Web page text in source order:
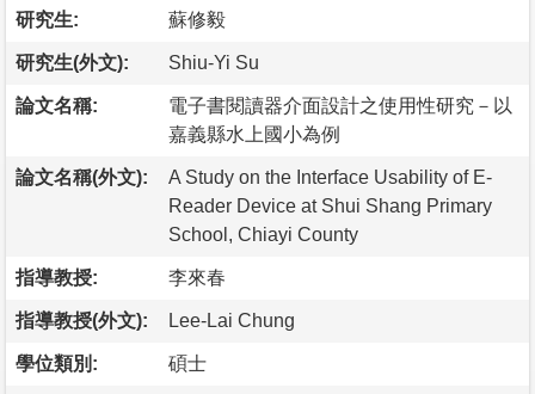
研究生: 蘇修毅
研究生(外文): Shiu-Yi Su
論文名稱:
電子書閱讀器介面設計之使用性研究－以
嘉義縣水上國小為例
論文名稱(外文):
A Study on the Interface Usability of E-
Reader Device at Shui Shang Primary
School, Chiayi County
指導教授: 李來春
指導教授(外文): Lee-Lai Chung
學位類別: 碩士